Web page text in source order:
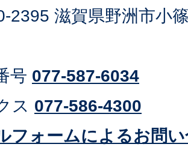
2395 滋賀県野洲市小
号 077-587-6034
ス 077-586-4300
フォームによるお問